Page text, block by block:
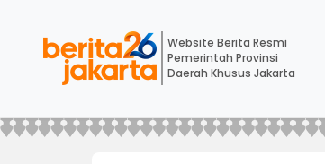
Website Berita Resmi
Pemerintah Provinsi
Daerah Khusus Jakarta